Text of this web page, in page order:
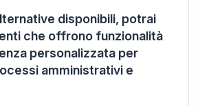
disponibili, potrai
che offrono funzionalità
personalizzata per
amministrativi e